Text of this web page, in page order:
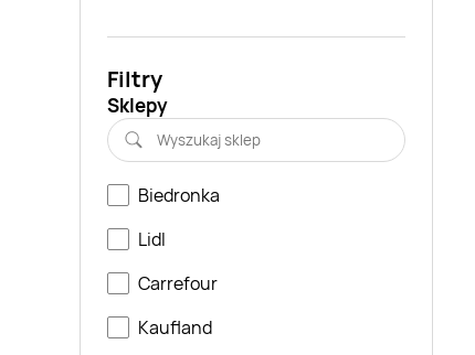
Filtry
Sklepy
Biedronka
Lidl
Carrefour
Kaufland